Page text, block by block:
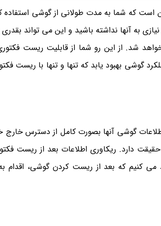
که شما به مدت طولانی از گوشی استفاده
به آنها نداشته باشید و این می تواند بقدری
شد. از این رو شما از قابلیت ریست
بهبود یابد که تنها و تنها با ریست
اطلاعات گوشی آنها بصورت کامل از دسترس
دارد. ریکاوری اطلاعات بعد از ریست
کنیم که بعد از ریست کردن گوشی، اقدام